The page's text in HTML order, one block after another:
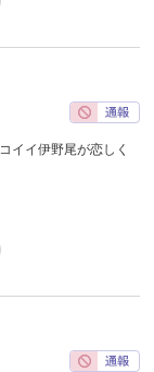
イイ伊野尾が恋しく